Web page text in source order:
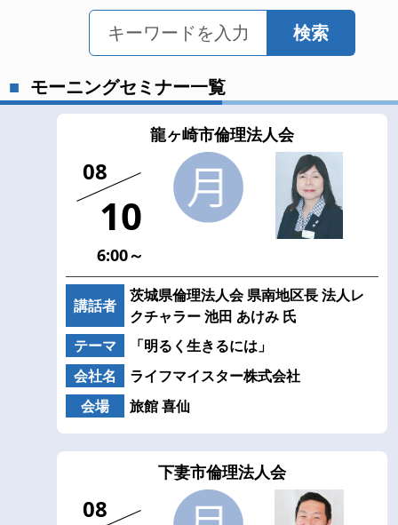
検索
モーニングセミナー一覧
龍ヶ崎市倫理法人会
08
10
6:00～
講話者
茨城県倫理法人会 県南地区長 法人レ
クチャラー 池田 あけみ 氏
テーマ
「明るく生きるには」
会社名
ライフマイスター株式会社
会場
旅館 喜仙
下妻市倫理法人会
08